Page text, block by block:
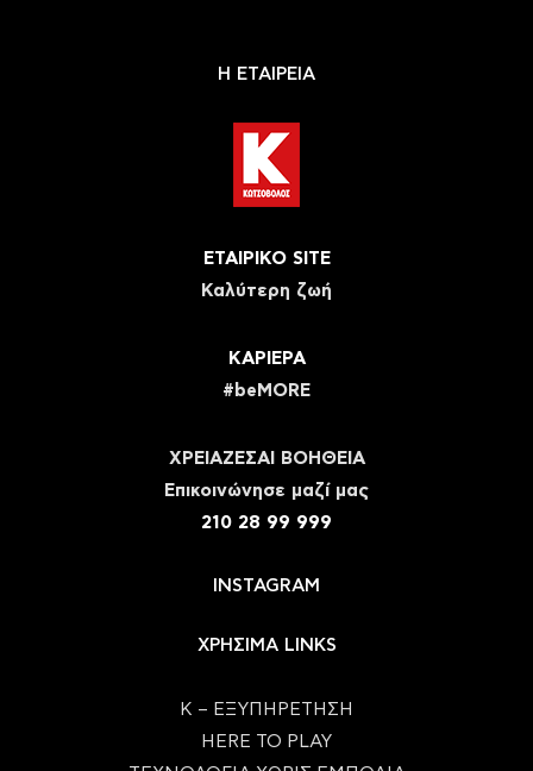
Η ΕΤΑΙΡΕΙΑ
ΕΤΑΙΡΙΚΟ SITE
Καλύτερη ζωή
ΚΑΡΙΕΡΑ
#beMORE
ΧΡΕΙΑΖΕΣΑΙ ΒΟΗΘΕΙΑ
Eπικοινώνησε μαζί μας
210 28 99 999
INSTAGRAM
ΧΡΗΣΙΜΑ LINKS
Κ – ΕΞΥΠΗΡΕΤΗΣΗ
HERE TO PLAY